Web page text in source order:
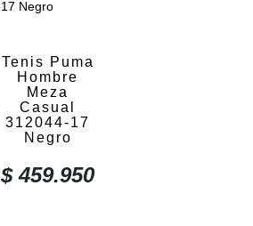
Tenis Puma
Hombre
Meza
Casual
312044-17
Negro
$459.950